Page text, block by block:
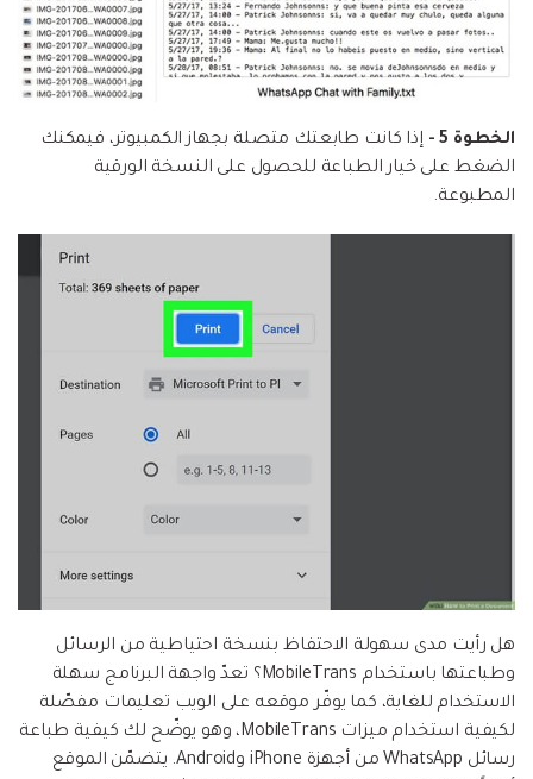
الخطوة 5 -
إذا كانت طابعتك متصلة بجهاز الكمبيوتر، فيمكنك
الضغط على خيار الطباعة للحصول على النسخة الورقية
المطبوعة.
هل رأيت مدى سهولة الاحتفاظ بنسخة احتياطية من الرسائل
وطباعتها باستخدام MobileTrans؟ تعدّ واجهة البرنامج سهلة
الاستخدام للغاية، كما يوفّر موقعه على الويب تعليمات مفصّلة
لكيفية استخدام ميزات MobileTrans، وهو يوضّح لك كيفية طباعة
رسائل WhatsApp من أجهزة iPhone وAndroid. يتضمّن الموقع